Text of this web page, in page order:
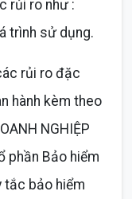
rủi ro như :
trình sử dụng.
rủi ro đặc
hành kèm theo
NGHIỆP
phần Bảo hiểm
tắc bảo hiểm